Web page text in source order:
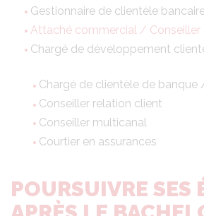
Gestionnaire de clientèle
Attaché commercial / Conseiller
Chargé de développement
Chargé de clientèle de banque
Conseiller relation client
Conseiller multicanal
Courtier en assurances
POURSUIVRE SES